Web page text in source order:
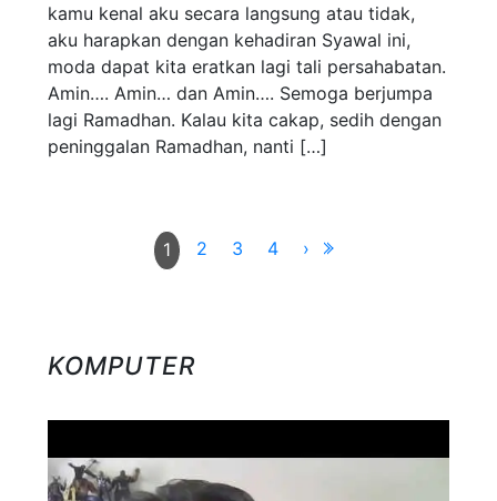
kamu kenal aku secara langsung atau tidak,
aku harapkan dengan kehadiran Syawal ini,
moda dapat kita eratkan lagi tali persahabatan.
Amin…. Amin… dan Amin…. Semoga berjumpa
lagi Ramadhan. Kalau kita cakap, sedih dengan
peninggalan Ramadhan, nanti […]
1 2 3 4 ›
KOMPUTER